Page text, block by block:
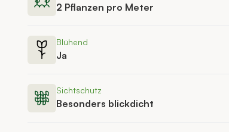
2 Pflanzen pro Meter
Blühend
Ja
Sichtschutz
Besonders blickdicht